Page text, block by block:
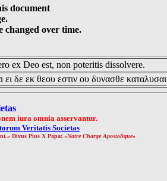
document
changed over time.
ex Deo est, non poteritis dissolvere.
δε εκ θεου εστιν ου δυνασθε
iura omnia asservantur.
Veritatis Societas
Divus Pius X Papa: «Notre Charge Apostolique»